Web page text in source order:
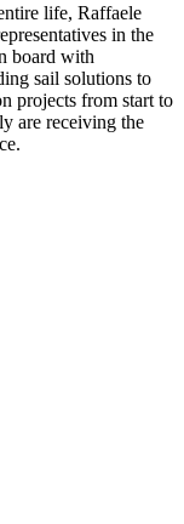
life, Raffaele
in the
board with
sail solutions to
projects from start to
are receiving the